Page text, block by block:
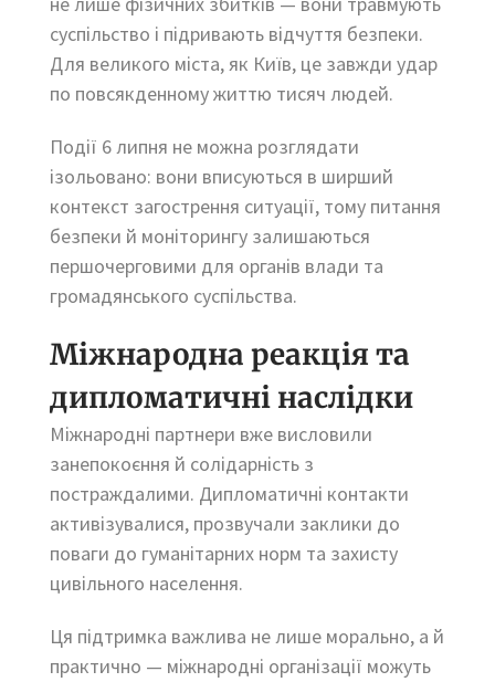
суспільство і підривають відчуття безпеки.
Для великого міста, як Київ, це завжди удар
по повсякденному життю тисяч людей.
Події 6 липня не можна розглядати
ізольовано: вони вписуються в ширший
контекст загострення ситуації, тому питання
безпеки й моніторингу залишаються
першочерговими для органів влади та
громадянського суспільства.
Міжнародна реакція та
дипломатичні наслідки
Міжнародні партнери вже висловили
занепокоєння й солідарність з
постраждалими. Дипломатичні контакти
активізувалися, прозвучали заклики до
поваги до гуманітарних норм та захисту
цивільного населення.
Ця підтримка важлива не лише морально, а й
практично — міжнародні організації можуть